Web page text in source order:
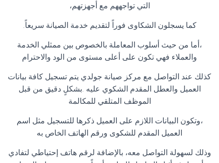
التي تواجههم مع أجهزتهم،
كما يسجلون الشكاوى فوراً لتقديم خدمة الصيانة سريعاً.
،أما من حيث أسلوب المعاملة بالخصوص بين ممثلي الخدمة
والعملاء فهي تكون على أعلى مستوى من الود والاحترام
كذلك عند التواصل مع مركز صيانة جولدي يتم تسجيل كافة بيانات
العميل والعطل المقدم الشكوي عليه .بشكلٍ دقيق من قبل
الموظف المتلقي للمكالمة
،وتكون البيانات اللازم على العميل ذكرها للتسجيل مثل اسم
العميل المقدم للشكوى ورقم الهاتف الخاص به
وذلك لسهولة التواصل معه، بالإضافة لرقم هاتف إحتياطي لتفادي